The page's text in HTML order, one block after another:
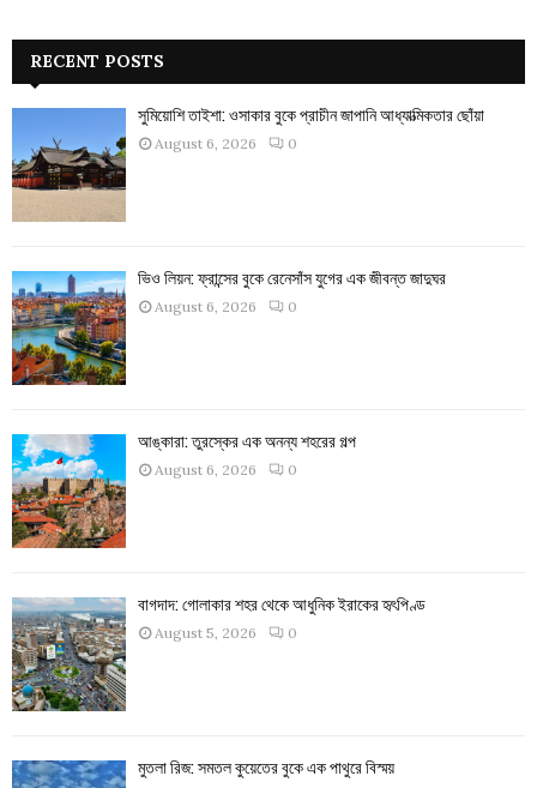
RECENT POSTS
সুমিয়োশি তাইশা: ওসাকার বুকে প্রাচীন জাপানি আধ্যাত্মিকতার ছোঁয়া
August 6, 2026 0
ভিও লিয়ন: ফ্রান্সের বুকে রেনেসাঁস যুগের এক জীবন্ত জাদুঘর
August 6, 2026 0
আঙ্কারা: তুরস্কের এক অনন্য শহরের গল্প
August 6, 2026 0
বাগদাদ: গোলাকার শহর থেকে আধুনিক ইরাকের হৃৎপিণ্ড
August 5, 2026 0
মুতলা রিজ: সমতল কুয়েতের বুকে এক পাথুরে বিস্ময়